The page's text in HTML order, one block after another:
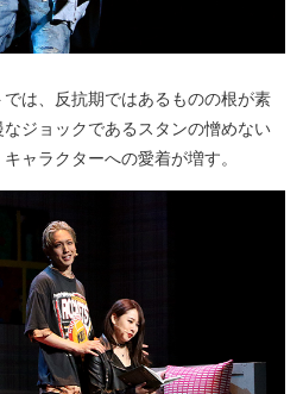
は、反抗期ではあるものの根が素
ジョックであるスタンの憎めない
ャラクターへの愛着が増す。